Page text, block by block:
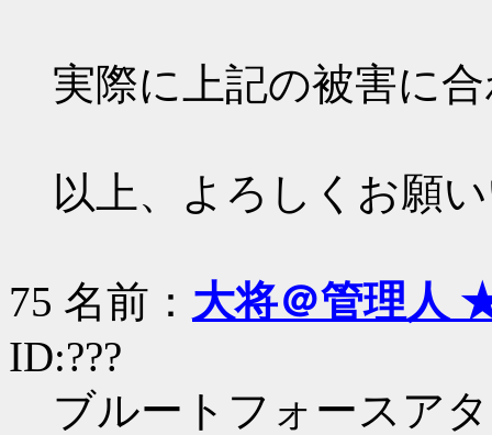
実際に上記の被害に
以上、よろしくお願
75 名前： 大将＠管理人
ID:???
ブルートフォースア